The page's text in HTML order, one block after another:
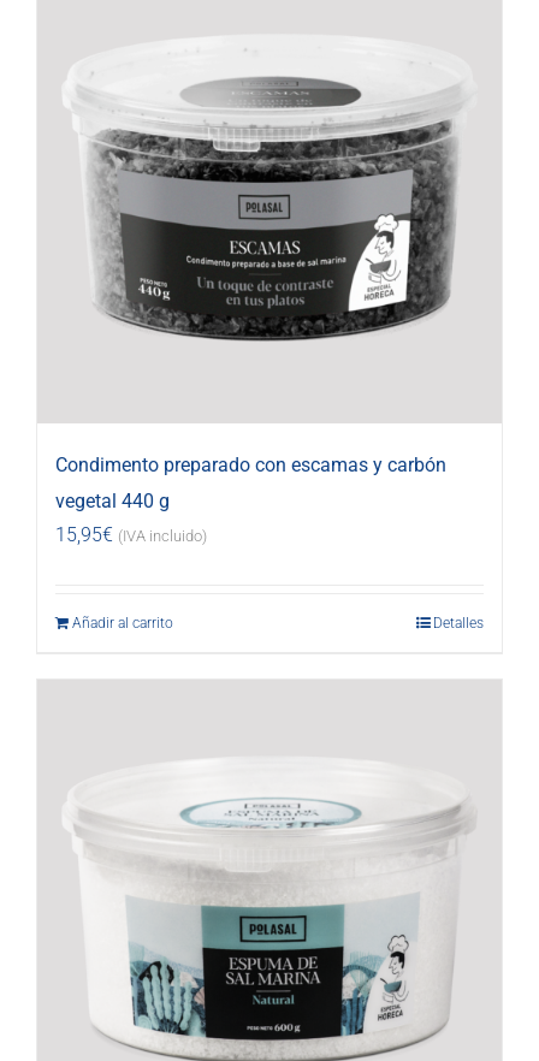
Condimento preparado con escamas y carbón
vegetal 440 g
15,95€ (IVA incluido)
Añadir al carrito Detalles